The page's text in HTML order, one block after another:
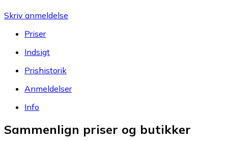
Skriv anmeldelse
Priser
Indsigt
Prishistorik
Anmeldelser
Info
Sammenlign priser og butikker